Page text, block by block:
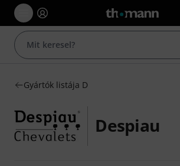
Gyártók listája D
Despiau